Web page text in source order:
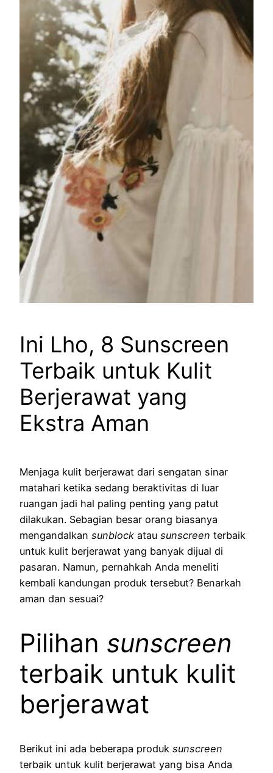
Ini Lho, 8 Sunscreen
Terbaik untuk Kulit
Berjerawat yang
Ekstra Aman
Menjaga kulit berjerawat dari sengatan sinar
matahari ketika sedang beraktivitas di luar
ruangan jadi hal paling penting yang patut
dilakukan. Sebagian besar orang biasanya
mengandalkan sunblock atau sunscreen terbaik
untuk kulit berjerawat yang banyak dijual di
pasaran. Namun, pernahkah Anda meneliti
kembali kandungan produk tersebut? Benarkah
aman dan sesuai?
Pilihan sunscreen
terbaik untuk kulit
berjerawat
Berikut ini ada beberapa produk sunscreen
terbaik untuk kulit berjerawat yang bisa Anda